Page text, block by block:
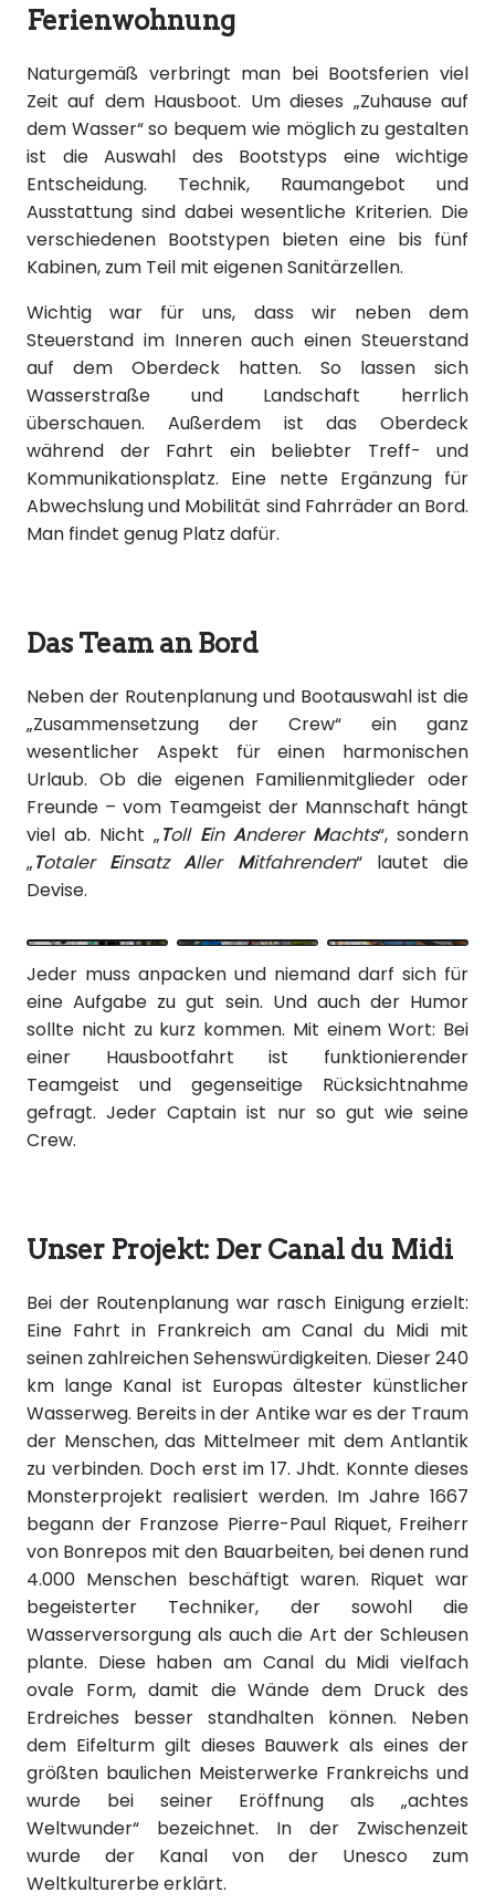
Ferienwohnung
Naturgemäß verbringt man bei Bootsferien viel
Zeit auf dem Hausboot. Um dieses „Zuhause auf
dem Wasser“ so bequem wie möglich zu gestalten
ist die Auswahl des Bootstyps eine wichtige
Entscheidung. Technik, Raumangebot und
Ausstattung sind dabei wesentliche Kriterien. Die
verschiedenen Bootstypen bieten eine bis fünf
Kabinen, zum Teil mit eigenen Sanitärzellen.
Wichtig war für uns, dass wir neben dem
Steuerstand im Inneren auch einen Steuerstand
auf dem Oberdeck hatten. So lassen sich
Wasserstraße und Landschaft herrlich
überschauen. Außerdem ist das Oberdeck
während der Fahrt ein beliebter Treff- und
Kommunikationsplatz. Eine nette Ergänzung für
Abwechslung und Mobilität sind Fahrräder an Bord.
Man findet genug Platz dafür.
Das Team an Bord
Neben der Routenplanung und Bootauswahl ist die
„Zusammensetzung der Crew“ ein ganz
wesentlicher Aspekt für einen harmonischen
Urlaub. Ob die eigenen Familienmitglieder oder
Freunde – vom Teamgeist der Mannschaft hängt
viel ab. Nicht „Toll Ein Anderer Machts“, sondern
„Totaler EinsatzAller Mitfahrenden“ lautet die
Devise.
Jeder muss anpacken und niemand darf sich für
eine Aufgabe zu gut sein. Und auch der Humor
sollte nicht zu kurz kommen. Mit einem Wort: Bei
einer Hausbootfahrt ist funktionierender
Teamgeist und gegenseitige Rücksichtnahme
gefragt. Jeder Captain ist nur so gut wie seine
Crew.
Unser Projekt: Der Canal du Midi
Bei der Routenplanung war rasch Einigung erzielt:
Eine Fahrt in Frankreich am Canal du Midi mit
seinen zahlreichen Sehenswürdigkeiten. Dieser 240
km lange Kanal ist Europas ältester künstlicher
Wasserweg. Bereits in der Antike war es der Traum
der Menschen, das Mittelmeer mit dem Antlantik
zu verbinden. Doch erst im 17. Jhdt. Konnte dieses
Monsterprojekt realisiert werden. Im Jahre 1667
begann der Franzose Pierre-Paul Riquet, Freiherr
von Bonrepos mit den Bauarbeiten, bei denen rund
4.000 Menschen beschäftigt waren. Riquet war
begeisterter Techniker, der sowohl die
Wasserversorgung als auch die Art der Schleusen
plante. Diese haben am Canal du Midi vielfach
ovale Form, damit die Wände dem Druck des
Erdreiches besser standhalten können. Neben
dem Eifelturm gilt dieses Bauwerk als eines der
größten baulichen Meisterwerke Frankreichs und
wurde bei seiner Eröffnung als „achtes
Weltwunder“ bezeichnet. In der Zwischenzeit
wurde der Kanal von der Unesco zum
Weltkulturerbe erklärt.